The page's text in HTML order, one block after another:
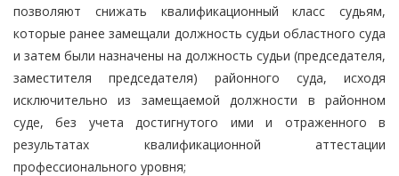
позволяют снижать квалификационный класс судьям,
которые ранее замещали должность судьи областного суда
и затем были назначены на должность судьи (председателя,
заместителя председателя) районного суда, исходя
исключительно из замещаемой должности в районном
суде, без учета достигнутого ими и отраженного в
результатах квалификационной аттестации
профессионального уровня;